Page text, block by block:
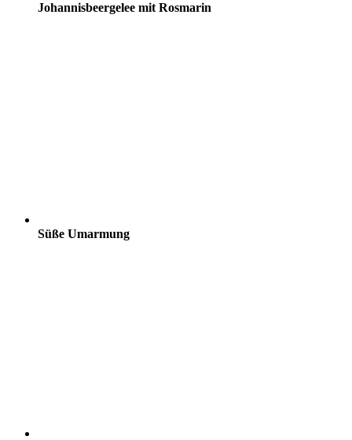
Johannisbeergelee mit Rosmarin
Süße Umarmung